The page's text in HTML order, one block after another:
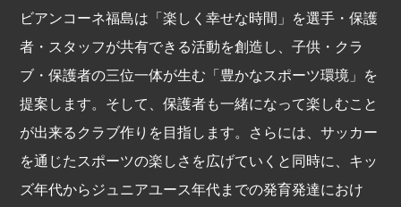
ビアンコーネ福島は「楽しく幸せな時間」を選手・保護
者・スタッフが共有できる活動を創造し、子供・クラ
ブ・保護者の三位一体が生む「豊かなスポーツ環境」を
提案します。そして、保護者も一緒になって楽しむこと
が出来るクラブ作りを目指します。さらには、サッカー
を通じたスポーツの楽しさを広げていくと同時に、キッ
ズ年代からジュニアユース年代までの発育発達におけ